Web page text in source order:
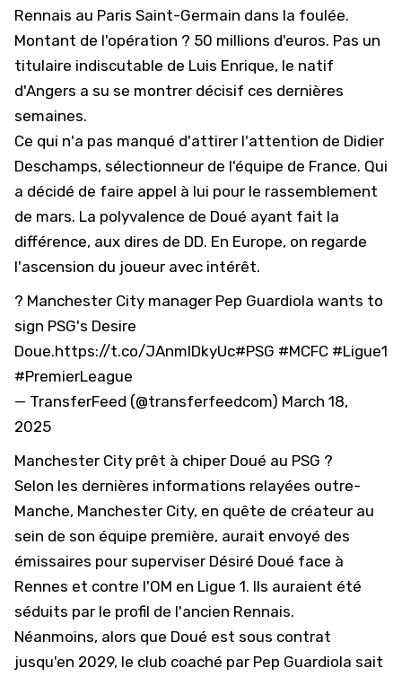
Rennais au Paris Saint-Germain dans la foulée.
Montant de l'opération ? 50 millions d'euros. Pas un
titulaire indiscutable de Luis Enrique, le natif
d'Angers a su se montrer décisif ces dernières
semaines.
Ce qui n'a pas manqué d'attirer l'attention de Didier
Deschamps, sélectionneur de l'équipe de France. Qui
a décidé de faire appel à lui pour le rassemblement
de mars. La polyvalence de Doué ayant fait la
différence, aux dires de DD. En Europe, on regarde
l'ascension du joueur avec intérêt.
? Manchester City manager Pep Guardiola wants to
sign PSG's Desire
Doue.https://t.co/JAnmIDkyUc#PSG #MCFC #Ligue1
#PremierLeague
— TransferFeed (@transferfeedcom) March 18,
2025
Manchester City prêt à chiper Doué au PSG ?
Selon les dernières informations relayées outre-
Manche, Manchester City, en quête de créateur au
sein de son équipe première, aurait envoyé des
émissaires pour superviser Désiré Doué face à
Rennes et contre l'OM en Ligue 1. Ils auraient été
séduits par le profil de l'ancien Rennais.
Néanmoins, alors que Doué est sous contrat
jusqu'en 2029, le club coaché par Pep Guardiola sait